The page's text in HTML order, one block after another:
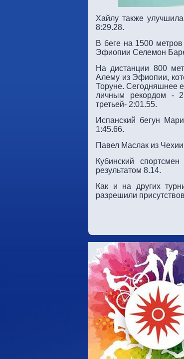
Хайлу также
8:29.28.
В беге на 1500
Эфиопии Селемон
На дистанции 800
Алему из Эфиопии,
Торуне. Сегодняшнее
личным рекордом -
третьей- 2:01.55.
Испанский бегун
1:45.66.
Павел Маслак из
Кубинский
результатом 8.14.
Как и на других
разрешили